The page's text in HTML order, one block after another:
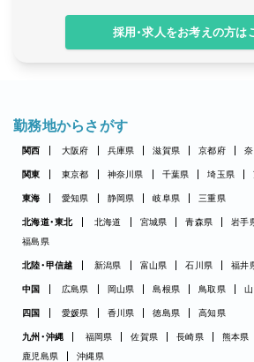
採用・求人をお考えの方は
勤務地からさがす
関西 大阪府 兵庫県 滋賀県 京都府
関東 東京都 神奈川県 千葉県 埼玉県
東海 愛知県 静岡県 岐阜県 三重県
北海道・東北 北海道 宮城県 青森県 岩手
福島県
北陸・甲信越 新潟県 富山県 石川県 福井
中国 広島県 岡山県 島根県 鳥取県
四国 愛媛県 香川県 徳島県 高知県
九州・沖縄 福岡県 佐賀県 長崎県 熊本県
鹿児島県
沖縄県